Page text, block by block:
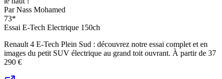
ParNass Mohamed
73*
Essai E-Tech Electrique 150ch
Renault 4 E-Tech Plein Sud : découvrez notre essai complet et en
images du petit SUV électrique au grand toit ouvrant. À partir de 37
290 €